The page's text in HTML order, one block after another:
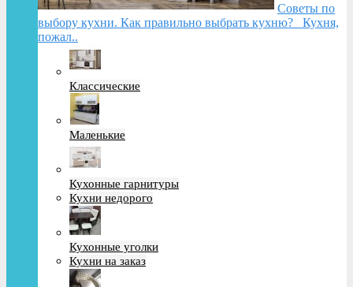
Советы по
выбору кухни. Как правильно выбрать кухню? Кухня,
пожал..
Классические
Маленькие
Кухонные гарнитуры
Кухни недорого
Кухонные уголки
Кухни на заказ